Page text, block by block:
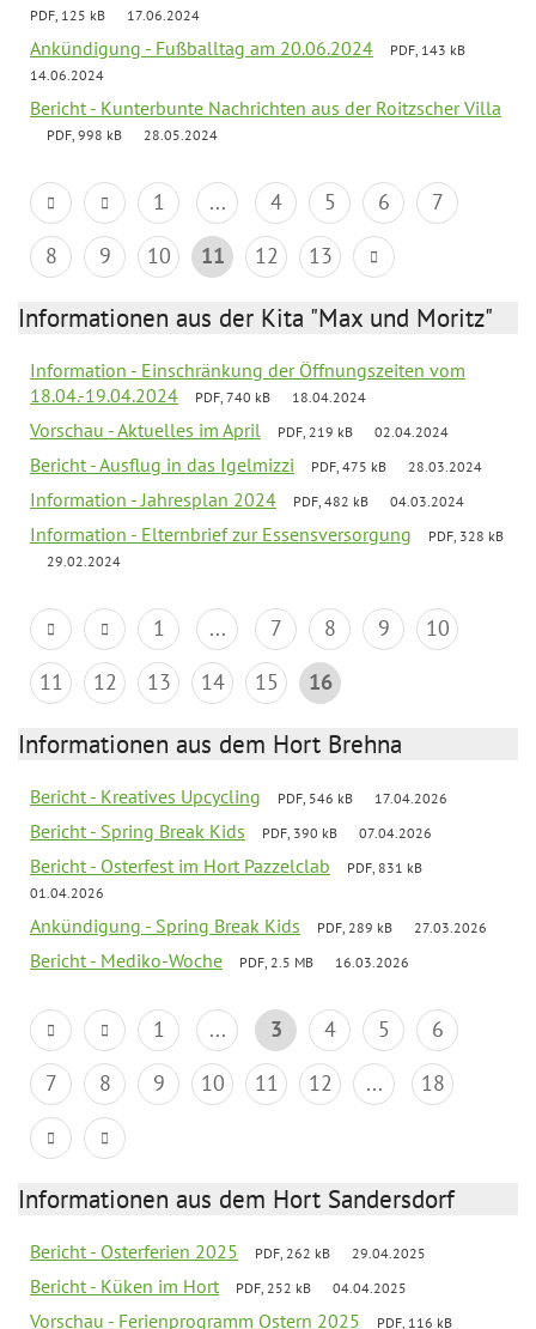
PDF, 125 kB 17.06.2024
Ankündigung - Fußballtag am 20.06.2024
PDF, 143 kB
14.06.2024
Bericht - Kunterbunte Nachrichten aus der Roitzscher Villa
PDF, 998 kB 28.05.2024
1 ... 4 5 6
7
8
9 10 11 12 13
Informationen aus der Kita "Max und Moritz"
Information - Einschränkung der Öffnungszeiten vom
18.04.-19.04.2024
PDF, 740 kB 18.04.2024
Vorschau - Aktuelles im April PDF, 219 kB 02.04.2024
Bericht - Ausflug in das Igelmizzi PDF, 475 kB 28.03.2024
Information - Jahresplan 2024 PDF, 482 kB 04.03.2024
Information - Elternbrief zur Essensversorgung
PDF, 328 kB
29.02.2024
1 ... 7 8 9
10
11
12 13 14 15 16
Informationen aus dem Hort Brehna
Bericht - Kreatives Upcycling PDF, 546 kB 17.04.2026
Bericht - Spring Break Kids PDF, 390 kB 07.04.2026
Bericht - Osterfest im Hort Pazzelclab
PDF, 831 kB
01.04.2026
Ankündigung - Spring Break Kids PDF, 289 kB 27.03.2026
Bericht - Mediko-Woche PDF, 2.5 MB 16.03.2026
1 ... 3 4 5
6
7
8 9 10 11 12 ... 18
Informationen aus dem Hort Sandersdorf
Bericht - Osterferien 2025 PDF, 262 kB 29.04.2025
Bericht - Küken im Hort PDF, 252 kB 04.04.2025
Vorschau - Ferienprogramm Ostern 2025
PDF, 116 kB